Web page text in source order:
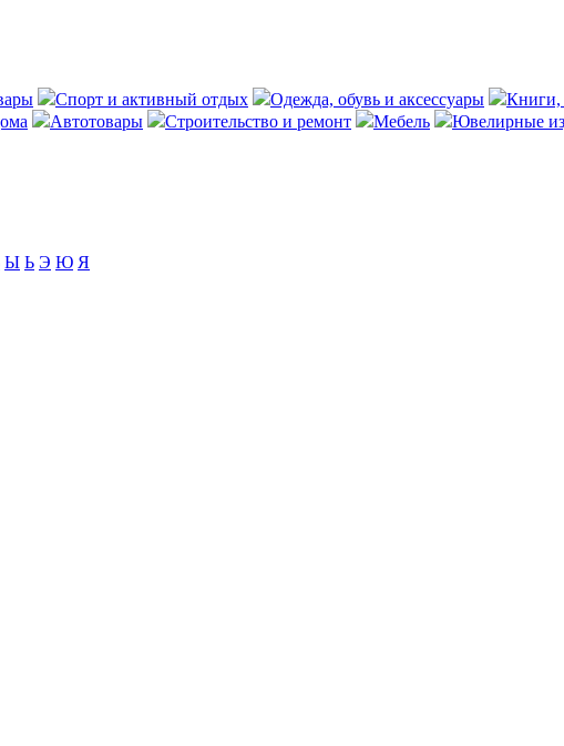
Спорт и активный отдых Одежда, обувь и аксессуары Книги,
Автотовары Строительство и ремонт Мебель Ювелирные
Ы Ь Э Ю Я